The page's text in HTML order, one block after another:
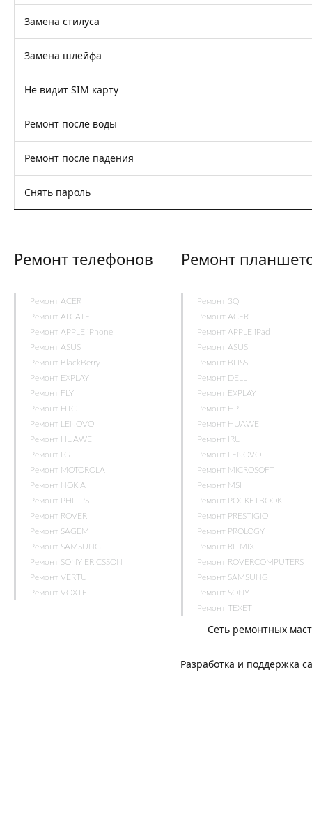
Замена стилуса
Замена шлейфа
Не видит SIM карту
Ремонт после воды
Ремонт после падения
Снять пароль
Ремонт телефонов
Ремонт ACER
Ремонт ALCATEL
Ремонт APPLE iPhone
Ремонт ASUS
Ремонт BlackBerry
Ремонт EXPLAY
Ремонт FLY
Ремонт HTC
Ремонт LENOVO
Ремонт HUAWEI
Ремонт LG
Ремонт MOTOROLA
Ремонт NOKIA
Ремонт PHILIPS
Ремонт ROVER
Ремонт SAGEM
Ремонт SAMSUNG
Ремонт SONY ERICSSON
Ремонт VERTU
Ремонт VOXTEL
Ремонт
Ремонт 3Q
Ремонт ACER
Ремонт APPLE iPad
Ремонт ASUS
Ремонт BLISS
Ремонт DELL
Ремонт EXPLAY
Ремонт HP
Ремонт HUAWEI
Ремонт IRU
Ремонт LENOVO
Ремонт MICROSOFT
Ремонт MSI
Ремонт POCKETBOOK
Ремонт PRESTIGIO
Ремонт PROLOGY
Ремонт RITMIX
Ремонт ROVERCOMPUTERS
Ремонт SAMSUNG
Ремонт SONY
Ремонт TEXET
Сеть ремонтных
Разработка и поддержка